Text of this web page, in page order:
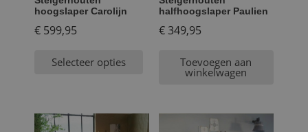
hoogslaper Carolijn
€ 599,95
Selecteer opties
halfhoogslaper Paulien
€349,95
Toevoegen aan
winkelwagen